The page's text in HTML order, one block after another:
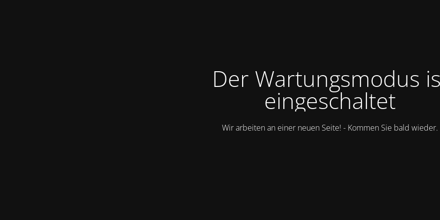
Der Wartungsmodus
eingeschaltet
Wir arbeiten an einer neuen Seite! - Kommen Sie bald wieder.